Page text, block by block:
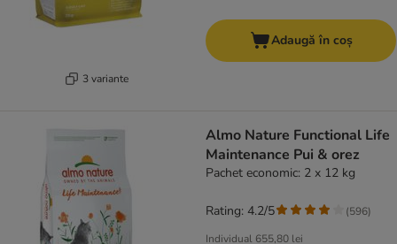
3 variante
Adaugă în coș
Almo Nature Functional Life
Maintenance Pui & orez
Pachet economic: 2 x 12 kg
Individual 655,80 lei
Rating: 4.2/5 (596)